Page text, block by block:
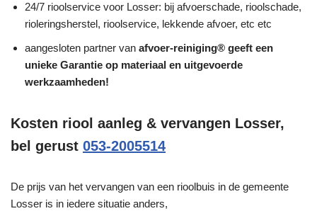
24/7 rioolservice voor Losser: bij afvoerschade, rioolschade,
rioleringsherstel, rioolservice, lekkende afvoer, etc etc
aangesloten partner van afvoer-reiniging® geeft een
unieke Garantie op materiaal en uitgevoerde
werkzaamheden!
Kosten riool aanleg & vervangen Losser,
bel gerust 053-2005514
De prijs van het vervangen van een rioolbuis in de gemeente
Losser is in iedere situatie anders,